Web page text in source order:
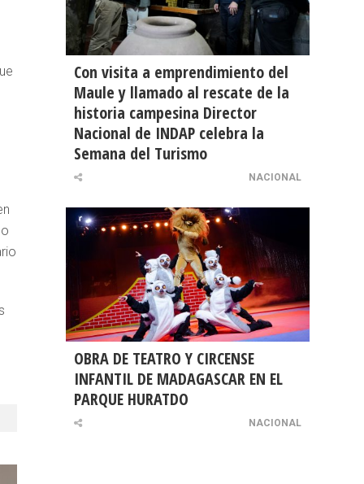
Con visita a emprendimiento del
Maule y llamado al rescate de la
historia campesina Director
Nacional de INDAP celebra la
Semana del Turismo
NACIONAL
OBRA DE TEATRO Y CIRCENSE
INFANTIL DE MADAGASCAR EN EL
PARQUE HURATDO
NACIONAL